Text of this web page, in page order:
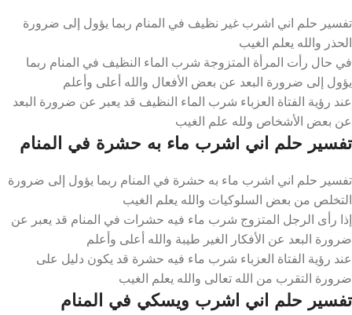
تفسير حلم اني اشرب غير نظيف في المنام ربما يؤول إلى ضرورة
الحذر والله يعلم الغيب
في حال رأت المرأة المتزوجة شرب الماء النظيف في المنام ربما
يؤول إلى ضرورة البعد عن بعض الأفعال والله أعلى وأعلم
عند رؤية الفتاة العزباء شرب الماء النظيف قد يعبر عن ضرورة البعد
عن بعض الأشخاص ولله علم الغيب
تفسير حلم اني اشرب ماء به حشرة في المنام
تفسير حلم اني اشرب ماء به حشرة في المنام ربما يؤول إلى ضرورة
التخلص من بعض السلوكيات والله يعلم الغيب
إذا رأى الرجل المتزوج شرب ماء فيه حشرات في المنام قد يعبر عن
ضرورة البعد عن الأفكار الغير طيبة والله أعلى وأعلم
عند رؤية الفتاة العزباء شرب ماء فيه حشرة قد يكون دليل على
ضرورة التقرب من الله تعالى والله يعلم الغيب
تفسير حلم اني اشرب ويسكي في المنام